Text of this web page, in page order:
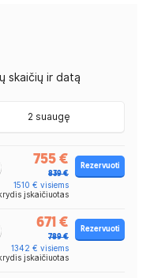
skaičių ir datą
2 suaugę
755 €
839 €
1510 € visiems
įskaičiuotas
Rezervuoti
671 €
789 €
1342 € visiems
įskaičiuotas
Rezervuoti